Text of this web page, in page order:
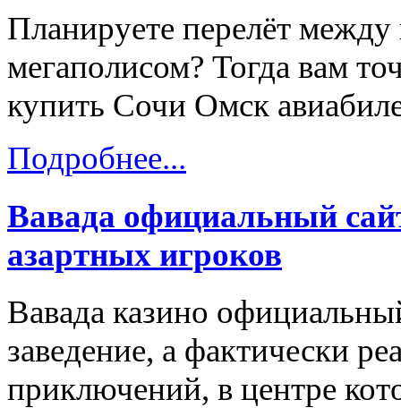
Планируете перелёт
мегаполисом? Тогда вам
купить Сочи Омск
Подробнее...
Вавада официальный
азартных игроков
Вавада казино
заведение, а фактически
приключений, в центре